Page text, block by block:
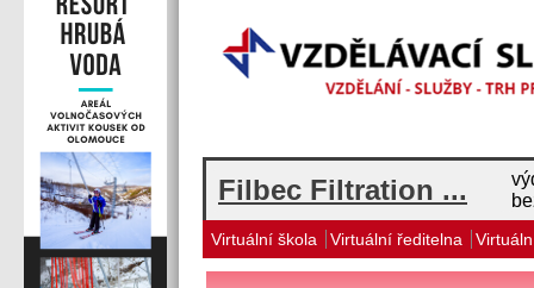
Filbec Filtration ...
Virtuální škola Virtuální ředitelna